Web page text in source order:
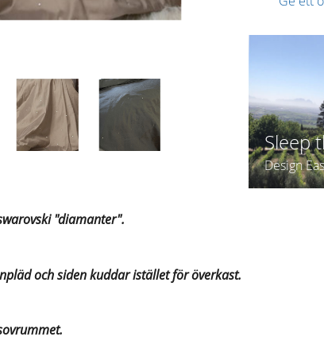
"diamanter".
och siden kuddar istället för överkast.
Sleep thight in dreamsilk